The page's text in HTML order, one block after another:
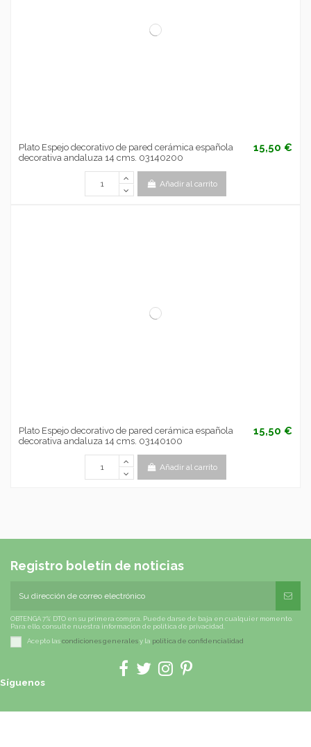
Plato Espejo decorativo de pared cerámica española
decorativa andaluza 14 cms. 03140200
15,50 €
Añadir al carrito
Plato Espejo decorativo de pared cerámica española
decorativa andaluza 14 cms. 03140100
15,50 €
Añadir al carrito
Registro boletín de noticias
OBTENGA 7% DTO en su primera compra. Puede darse de baja en cualquier momento.
Para ello, consulte nuestra información de política de privacidad.
Acepto lascondiciones generalesy la política de confidencialidad
Síguenos